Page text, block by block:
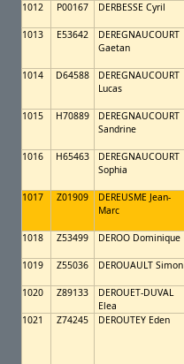
1012 P00167 DERBESSE Cyril
1013 E53642
DEREGNAUCOURT
Gaetan
1014 D64588
DEREGNAUCOURT
Lucas
1015 H70889
DEREGNAUCOURT
Sandrine
1016 H65463
DEREGNAUCOURT
Sophia
1017 Z01909
DEREUSME Jean-
Marc
1018 Z53499 DEROO Dominique
1019 Z55036 DEROUAULT Simon
1020 Z89133
DEROUET-DUVAL
Elea
1021 Z74245 DEROUTEY Eden